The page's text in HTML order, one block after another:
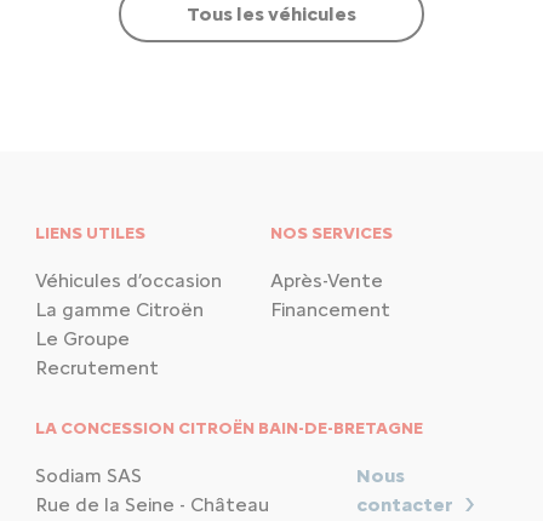
Tous les véhicules
LIENS UTILES
Véhicules d’occasion
La gamme Citroën
Le Groupe
Recrutement
NOS SERVICES
Après-Vente
Financement
LA CONCESSION CITROËN BAIN-DE-BRETAGNE
Sodiam SAS
Rue de la Seine - Château
Nous
contacter